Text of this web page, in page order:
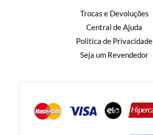
Trocas e Devoluções
Central de Ajuda
Politica de Privacidade
Seja um Revendedor